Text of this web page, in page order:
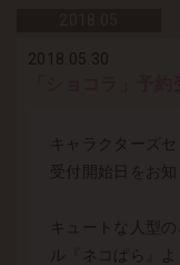
2018.05.30
キャラクターズ
受付開始日をお
キュートな人型
ル『ネコぱら』